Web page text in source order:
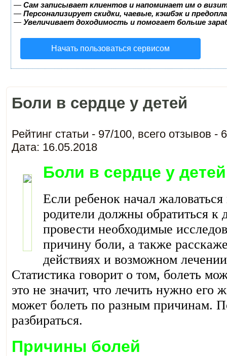
— Сам записывает клиентов и напоминает им о
— Персонализирует скидки, чаевые, кэшбэк и
— Увеличивает доходимость и помогает больше
Начать пользоваться сервисом
Боли в сердце у детей
Рейтинг статьи - 97/100, всего отзывов -
Дата: 16.05.2018
Боли в сердце у детей
Если ребенок начал
родители должны обратиться к
провести необходимые
причину боли, а также
действиях и возможном
Статистика говорит о том, болеть
это не значит, что лечить нужно его
может болеть по разным причинам.
разбираться.
Причины болей